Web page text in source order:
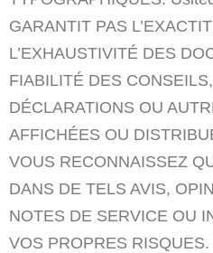
GARANTIT PAS
L’EXHAUSTIVITÉ DES
FIABILITÉ DES
DÉCLARATIONS OU
AFFICHÉES OU
VOUS RECONNAISSEZ
DANS DE TELS AVIS,
NOTES DE SERVICE OU
VOS PROPRES